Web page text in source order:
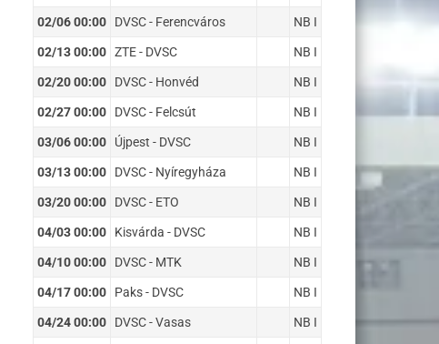
02/06 00:00 DVSC - Ferencváros NB I
02/13 00:00 ZTE - DVSC NB I
02/20 00:00 DVSC - Honvéd NB I
02/27 00:00 DVSC - Felcsút NB I
03/06 00:00 Újpest - DVSC NB I
03/13 00:00 DVSC - Nyíregyháza NB I
03/20 00:00 DVSC - ETO NB I
04/03 00:00 Kisvárda - DVSC NB I
04/10 00:00 DVSC - MTK NB I
04/17 00:00 Paks - DVSC NB I
04/24 00:00 DVSC - Vasas NB I